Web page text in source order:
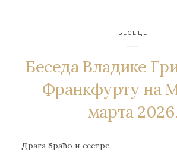
БЕСЕДЕ
Беседа Владике
Франкфурту на
марта 2026.
Драга браћо и сестре,